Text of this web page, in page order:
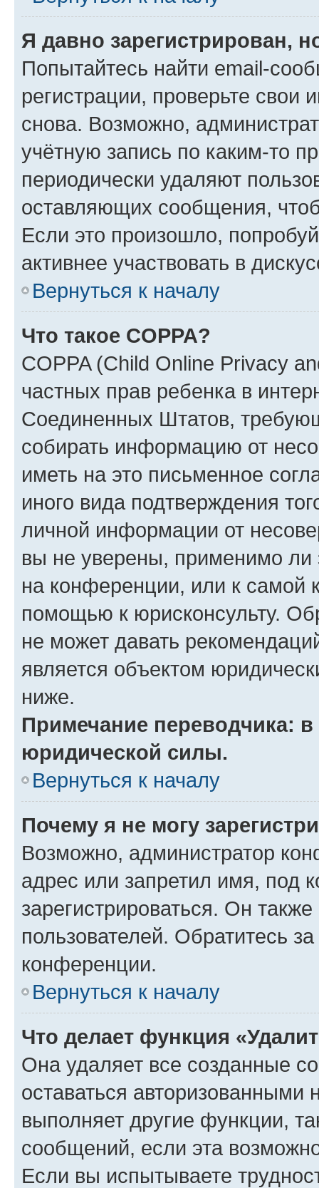
Я давно зарегистрирован,
Попытайтесь найти email-
регистрации, проверьте свои
снова. Возможно,
учётную запись по каким-то
периодически удаляют
оставляющих сообщения,
Если это произошло,
активнее участвовать в
Вернуться к началу
Что такое COPPA?
COPPA (Child Online Privacy
частных прав ребенка в
Соединенных Штатов,
собирать информацию от
иметь на это письменное
иного вида подтверждения
личной информации от
вы не уверены, применимо ли
на конференции, или к самой
помощью к юрисконсульту.
не может давать
является объектом
ниже.
Примечание переводчика:
юридической силы.
Вернуться к началу
Почему я не могу
Возможно, администратор
адрес или запретил имя, под
зарегистрироваться. Он
пользователей. Обратитесь
конференции.
Вернуться к началу
Что делает функция
Она удаляет все созданные
оставаться авторизованными
выполняет другие функции,
сообщений, если эта
Если вы испытываете